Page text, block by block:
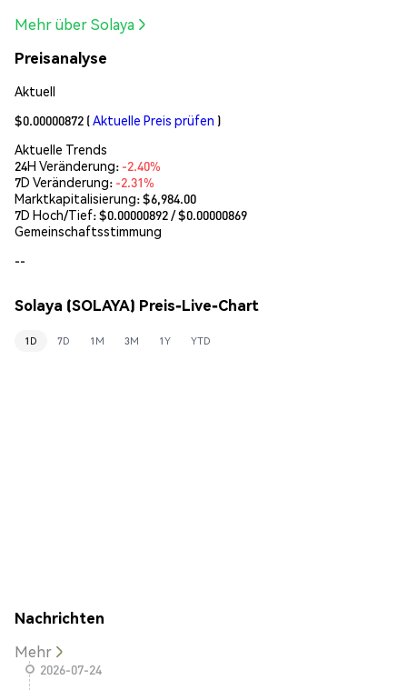
Mehr über Solaya
Preisanalyse
Aktuell
$0.00000872 (Aktuelle Preis prüfen )
Aktuelle Trends
24H Veränderung: -2.40%
7D Veränderung: -2.31%
Marktkapitalisierung:$6,984.00
7D Hoch/Tief: $0.00000892/ $0.00000869
Gemeinschaftsstimmung
--
Solaya (SOLAYA) Preis-Live-Chart
1D 7D 1M 3M 1Y YTD
Nachrichten
Mehr
2026-07-24